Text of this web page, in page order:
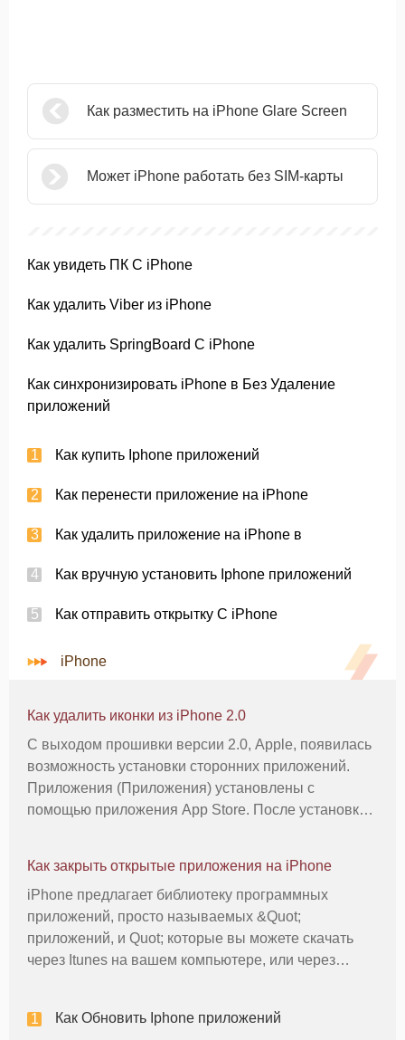
Как разместить на iPhone Glare Screen
Может iPhone работать без SIM-карты
Как увидеть ПК С iPhone
Как удалить Viber из iPhone
Как удалить SpringBoard С iPhone
Как синхронизировать iPhone в Без Удаление
приложений
Как купить Iphone приложений
Как перенести приложение на iPhone
Как удалить приложение на iPhone в
Как вручную установить Iphone приложений
Как отправить открытку С iPhone
iPhone
Как удалить иконки из iPhone 2.0
С выходом прошивки версии 2.0, Apple, появилась
возможность установки сторонних приложений.
Приложения (Приложения) установлены с
помощью приложения App Store. После установки,
Удаление значка из главного экрана в iPh
Как закрыть открытые приложения на iPhone
iPhone предлагает библиотеку программных
приложений, просто называемых &Quot;
приложений, и Quot; которые вы можете скачать
через Itunes на вашем компьютере, или через
приложений на компьютере, iPhone приложения п
Как Обновить Iphone приложений